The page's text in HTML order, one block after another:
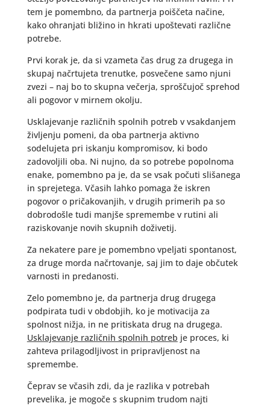
tem je pomembno, da partnerja poiščeta načine,
kako ohranjati bližino in hkrati upoštevati različne
potrebe.
Prvi korak je, da si vzameta čas drug za drugega in
skupaj načrtujeta trenutke, posvečene samo njuni
zvezi – naj bo to skupna večerja, sproščujoč sprehod
ali pogovor v mirnem okolju.
Usklajevanje različnih spolnih potreb v vsakdanjem
življenju pomeni, da oba partnerja aktivno
sodelujeta pri iskanju kompromisov, ki bodo
zadovoljili oba. Ni nujno, da so potrebe popolnoma
enake, pomembno pa je, da se vsak počuti slišanega
in sprejetega. Včasih lahko pomaga že iskren
pogovor o pričakovanjih, v drugih primerih pa so
dobrodošle tudi manjše spremembe v rutini ali
raziskovanje novih skupnih doživetij.
Za nekatere pare je pomembno vpeljati spontanost,
za druge morda načrtovanje, saj jim to daje občutek
varnosti in predanosti.
Zelo pomembno je, da partnerja drug drugega
podpirata tudi v obdobjih, ko je motivacija za
spolnost nižja, in ne pritiskata drug na drugega.
Usklajevanje različnih spolnih potreb je proces, ki
zahteva prilagodljivost in pripravljenost na
spremembe.
Čeprav se včasih zdi, da je razlika v potrebah
prevelika, je mogoče s skupnim trudom najti